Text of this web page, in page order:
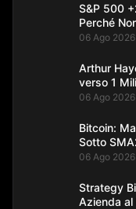
S&P 500
Perché
06 Ago 2026
Arthur
verso 1
06 Ago 2026
Bitcoin:
Sotto
06 Ago 2026
Strategy
Azienda